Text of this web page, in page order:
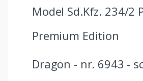
Model Sd.Kfz. 234/2
Premium Edition
Dragon - nr. 6943 -